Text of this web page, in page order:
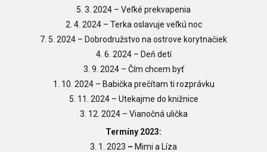
5. 3. 2024 – Veľké prekvapenia
2. 4. 2024 – Terka oslavuje veľkú noc
7. 5. 2024 – Dobrodružstvo na ostrove korytnačiek
4. 6. 2024 – Deň detí
3. 9. 2024 – Čím chcem byť
1. 10. 2024 – Babička prečítam ti rozprávku
5. 11. 2024 – Utekajme do knižnice
3. 12. 2024 – Vianočná ulička
Termíny 2023:
3. 1. 2023 – Mimi a Líza